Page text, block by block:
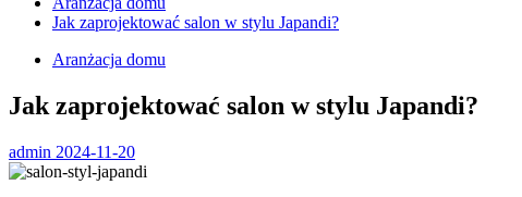
Jak zaprojektować salon w stylu Japandi?
Aranżacja domu
Jak zaprojektować salon w stylu Japandi?
admin 2024-11-20